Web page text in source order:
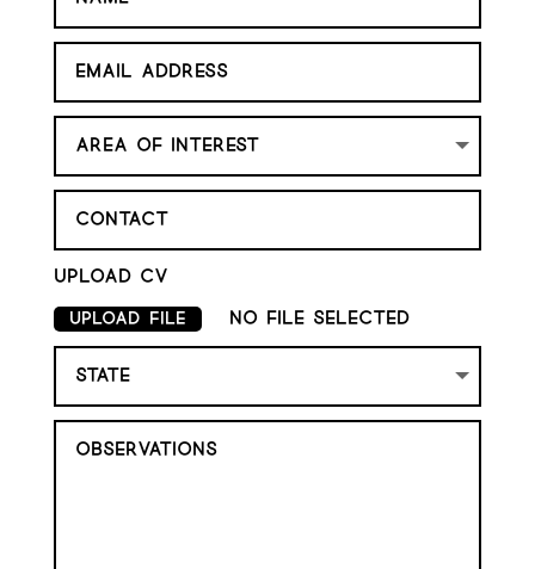
Upload cv
Upload File No file selected